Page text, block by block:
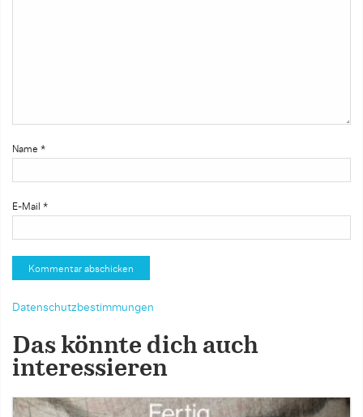
Name *
E-Mail *
Datenschutzbestimmungen
Das könnte dich auch
interessieren